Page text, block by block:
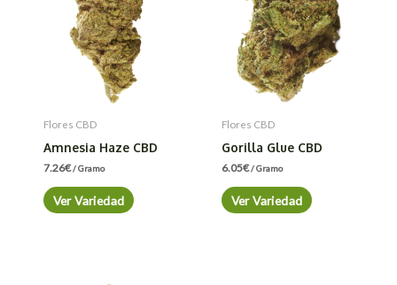
Flores CBD
Amnesia Haze CBD
7.26€/ Gramo
Ver Variedad
Flores CBD
Gorilla Glue CBD
6.05€/ Gramo
Ver Variedad